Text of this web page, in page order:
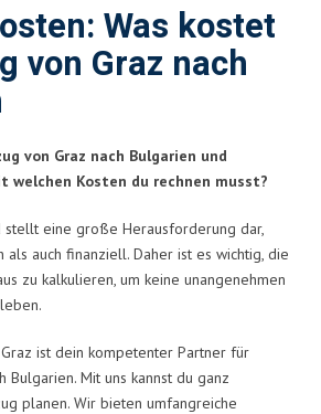
Was kostet
von Graz nach
von Graz nach Bulgarien und
welchen Kosten du rechnen musst?
stellt eine große Herausforderung dar,
als auch finanziell. Daher ist es wichtig, die
zu kalkulieren, um keine unangenehmen
ist dein kompetenter Partner für
Bulgarien. Mit uns kannst du ganz
planen. Wir bieten umfangreiche